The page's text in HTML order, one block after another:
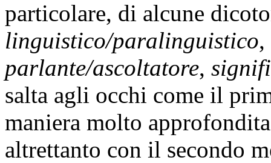
particolare, di alcune
linguistico/paralinguistico,
parlante/ascoltatore,
salta agli occhi come il
maniera molto
altrettanto con il secondo